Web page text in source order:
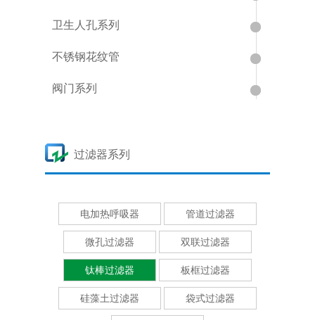
卫生人孔系列
不锈钢花纹管
阀门系列
过滤器系列
电加热呼吸器 管道过滤器
微孔过滤器 双联过滤器
钛棒过滤器 板框过滤器
硅藻土过滤器 袋式过滤器